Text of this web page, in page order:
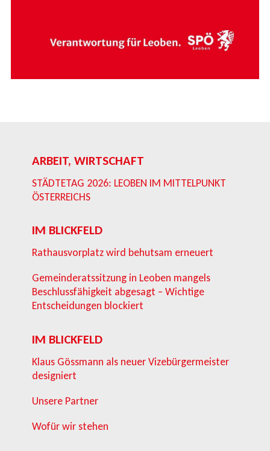
ARBEIT, WIRTSCHAFT
STÄDTETAG 2026: LEOBEN IM MITTELPUNKT
ÖSTERREICHS
IM BLICKFELD
Rathausvorplatz wird behutsam erneuert
Gemeinderatssitzung in Leoben mangels
Beschlussfähigkeit abgesagt – Wichtige
Entscheidungen blockiert
IM BLICKFELD
Klaus Gössmann als neuer Vizebürgermeister
designiert
Unsere Partner
Wofür wir stehen